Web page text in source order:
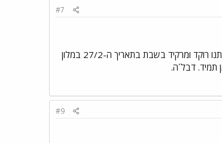
#7
יאיר יקר. מצטרף לברכות עם כניסתך לכתוב בפורום. אנו חברי החוג של עדנה קוה מהתעשייה האווירית, נשמח לראות אותך איתנו רוקד ומרקיד בשבת בתאריך ה-27/2 במלון
#9